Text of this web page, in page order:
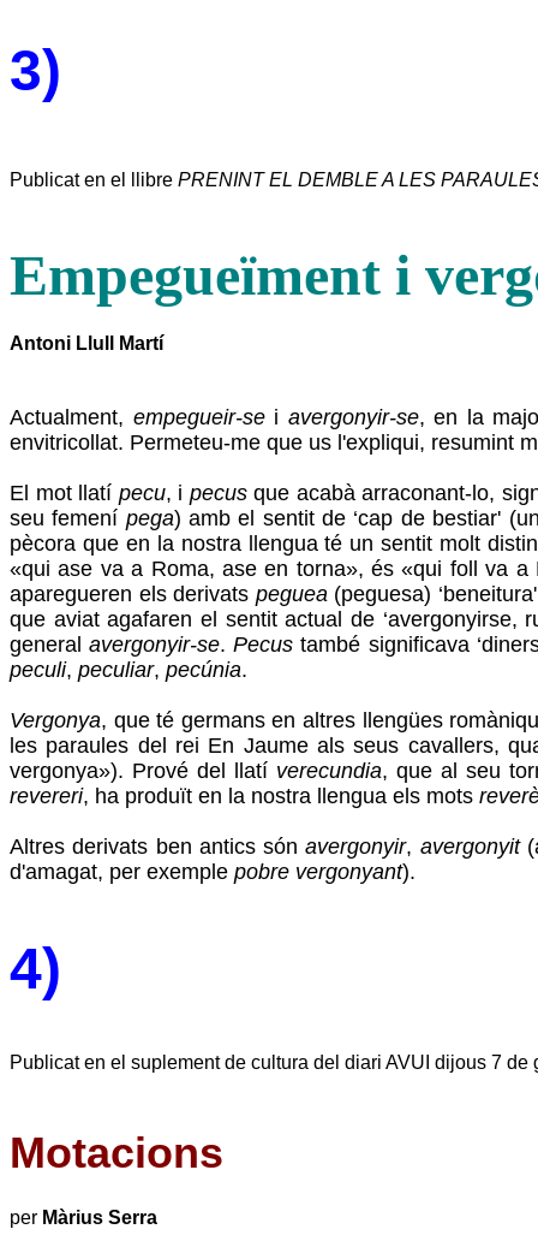
3)
Publicat en el llibre PRENINT EL DEMBLE A LES
Empegueïment i
Antoni Llull Martí
Actualment, empegueir-sei avergonyir-se, en la
envitricollat. Permeteu-me que us l'expliqui, resumint
El mot llatí pecu, i pecusque acabà arraconant-lo,
seu femení pega) amb el sentit de ‘cap de bestiar'
pècora que en la nostra llengua té un sentit molt
«qui ase va a Roma, ase en torna», és «qui foll va
aparegueren els derivats peguea(peguesa)
que aviat agafaren el sentit actual de
generalavergonyir-se.Pecus també significava
peculi, peculiar, pecúnia.
Vergonya, que té germans en altres llengües
les paraules del rei En Jaume als seus cavallers,
vergonya»). Prové del llatí verecundia, que al seu
revereri, ha produït en la nostra llengua els mots
Altres derivats ben antics sónavergonyir, avergonyit
d'amagat, per exemple pobre vergonyant).
4)
Publicat en el suplement de cultura del diari AVUI dijous 7 de
Motacions
per Màrius Serra